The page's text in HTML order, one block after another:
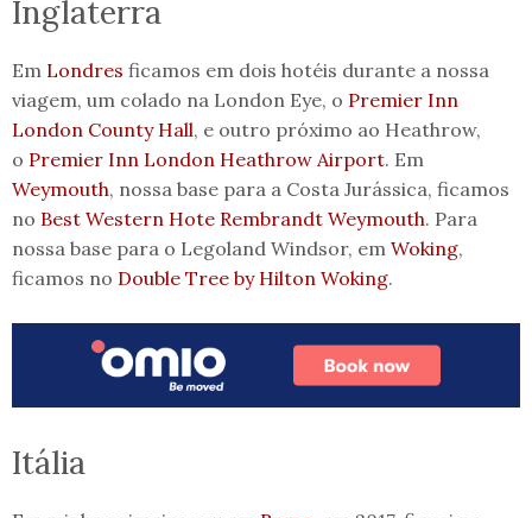
Inglaterra
Em Londres ficamos em dois hotéis durante a nossa
viagem, um colado na London Eye, o Premier Inn
London County Hall, e outro próximo ao Heathrow,
o Premier Inn London Heathrow Airport. Em
Weymouth, nossa base para a Costa Jurássica, ficamos
no Best Western Hote Rembrandt Weymouth. Para
nossa base para o Legoland Windsor, em Woking,
ficamos no Double Tree by Hilton Woking.
Itália